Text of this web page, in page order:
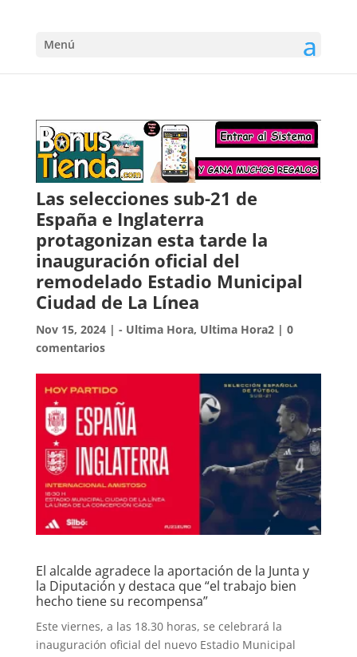
Menú
Las selecciones sub-21 de
España e Inglaterra
protagonizan esta tarde la
inauguración oficial del
remodelado Estadio Municipal
Ciudad de La Línea
Nov 15, 2024| - Ultima Hora, Ultima Hora2| 0
comentarios
El alcalde agradece la aportación de la Junta y
la Diputación y destaca que “el trabajo bien
hecho tiene su recompensa”
Este viernes, a las 18.30 horas, se celebrará la
inauguración oficial del nuevo Estadio Municipal